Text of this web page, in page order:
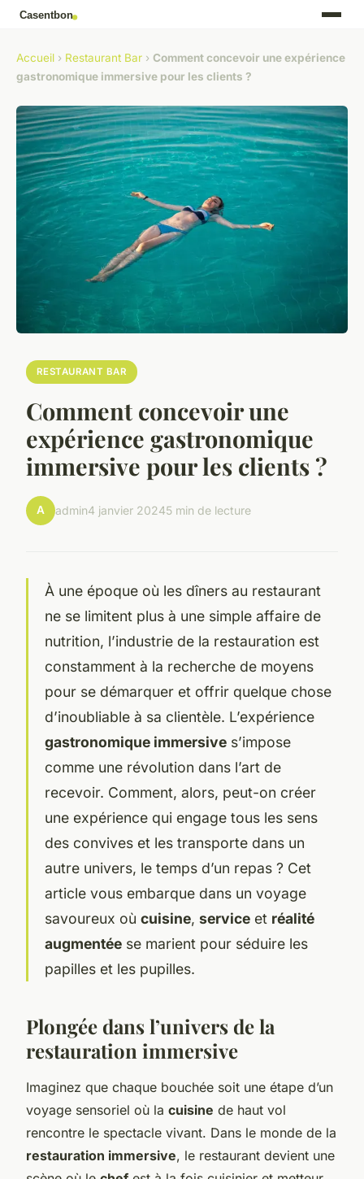
Accueil › Restaurant Bar › Comment concevoir une expérience
gastronomique immersive pour les clients ?
RESTAURANT BAR
Comment concevoir une
expérience gastronomique
immersive pour les clients ?
A admin4 janvier 20245 min de lecture
À une époque où les dîners au restaurant
ne se limitent plus à une simple affaire de
nutrition, l’industrie de la restauration est
constamment à la recherche de moyens
pour se démarquer et offrir quelque chose
d’inoubliable à sa clientèle. L’expérience
gastronomique immersive s’impose
comme une révolution dans l’art de
recevoir. Comment, alors, peut-on créer
une expérience qui engage tous les sens
des convives et les transporte dans un
autre univers, le temps d’un repas ? Cet
article vous embarque dans un voyage
savoureux où cuisine, service et réalité
augmentée se marient pour séduire les
papilles et les pupilles.
Plongée dans l’univers de la
restauration immersive
Imaginez que chaque bouchée soit une étape d’un
voyage sensoriel où la cuisine de haut vol
rencontre le spectacle vivant. Dans le monde de la
restauration immersive, le restaurant devient une